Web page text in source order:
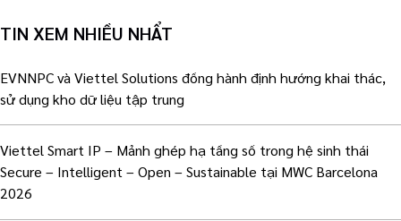
TIN XEM NHIỀU NHẨT
EVNNPC và Viettel Solutions đồng hành định hướng khai thác,
sử dụng kho dữ liệu tập trung
Viettel Smart IP – Mảnh ghép hạ tầng số trong hệ sinh thái
Secure – Intelligent – Open – Sustainable tại MWC Barcelona
2026